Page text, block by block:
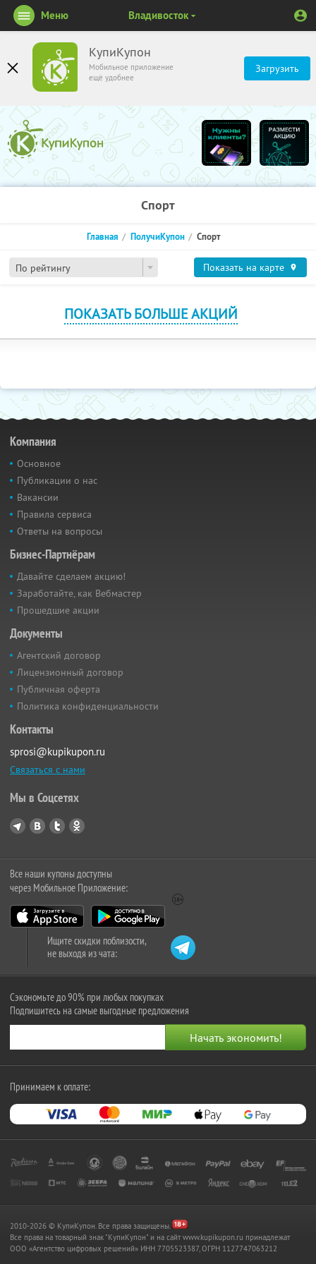
КупиКупон
Мобильное приложение
ещё удобнее
Загрузить
Меню Владивосток
Спорт
По рейтингу
Главная ПолучиКупон Спорт
Показать на карте
ПОКАЗАТЬ БОЛЬШЕ АКЦИЙ
Компания
Основное
Публикации о нас
Вакансии
Правила сервиса
Ответы на вопросы
Бизнес-Партнёрам
Давайте сделаем акцию!
Заработайте, как Вебмастер
Прошедшие акции
Документы
Агентский договор
Лицензионный договор
Публичная оферта
Политика конфиденциальности
Контакты
sprosi@kupikupon.ru
Связаться с нами
Мы в Соцсетях
Все наши купоны доступны
через Мобильное Приложение:
Ищите скидки поблизости,
не выходя из чата:
Сэкономьте до 90% при любых покупках
Подпишитесь на самые выгодные предложения
Принимаем к оплате:
2010-2026 © КупиКупон. Все права защищены.
Все права на товарный знак "КупиКупон" и на сайт www.kupikupon.ru принадлежат
OOO «Агентство цифровых решений» ИНН 7705523387, ОГРН 1127747063212